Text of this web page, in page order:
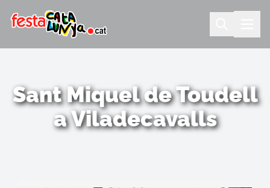
Sant Miquel de Toudell
a Viladecavalls